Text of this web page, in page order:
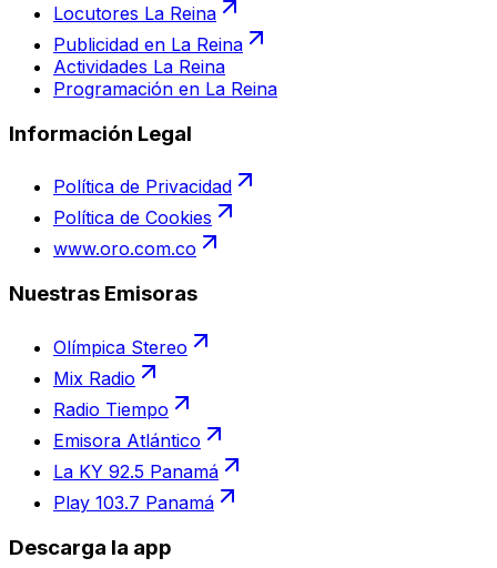
Locutores La Reina
Publicidad en La Reina
Actividades La Reina
Programación en La Reina
Información Legal
Política de Privacidad
Política de Cookies
www.oro.com.co
Nuestras Emisoras
Olímpica Stereo
Mix Radio
Radio Tiempo
Emisora Atlántico
La KY 92.5 Panamá
Play 103.7 Panamá
Descarga la app